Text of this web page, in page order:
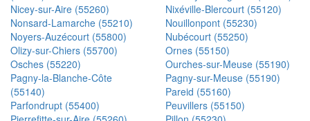
Nicey-sur-Aire (55260)
Nixéville-Blercourt (55120)
Nonsard-Lamarche (55210)
Nouillonpont (55230)
Noyers-Auzécourt (55800)
Nubécourt (55250)
Olizy-sur-Chiers (55700)
Ornes (55150)
Osches (55220)
Ourches-sur-Meuse (55190)
Pagny-la-Blanche-Côte
(55140)
Pagny-sur-Meuse (55190)
Pareid (55160)
Parfondrupt (55400)
Peuvillers (55150)